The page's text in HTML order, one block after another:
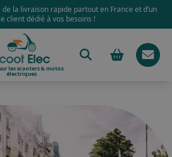
la livraison rapide partout en France et d’un
client dédié à vos besoins !
les scooters & motos
électriques